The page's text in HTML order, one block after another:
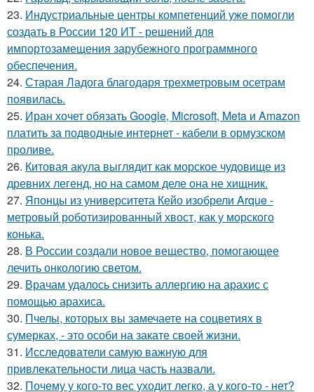
23. Индустриальные центры компетенций уже помогли
создать в России 120 ИТ - решений для
импортозамещения зарубежного программного
обеспечения.
24. Старая Ладога благодаря трехметровым осетрам
появилась.
25. Иран хочет обязать Google, Microsoft, Meta и Amazon
платить за подводные интернет - кабели в ормузском
проливе.
26. Китовая акула выглядит как морское чудовище из
древних легенд, но на самом деле она не хищник.
27. Японцы из университета Кейо изобрели Arque -
метровый роботизированный хвост, как у морского
конька.
28. В России создали новое вещество, помогающее
лечить онкологию светом.
29. Врачам удалось снизить аллергию на арахис с
помощью арахиса.
30. Пчелы, которых вы замечаете на соцветиях в
сумерках, - это особи на закате своей жизни.
31. Исследователи самую важную для
привлекательности лица часть назвали.
32. Почему у кого-то вес уходит легко, а у кого-то - нет?